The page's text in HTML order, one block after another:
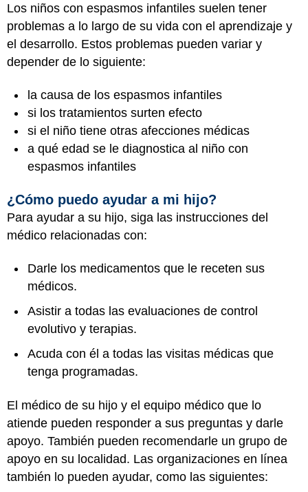
Los niños con espasmos infantiles suelen tener
problemas a lo largo de su vida con el aprendizaje y
el desarrollo. Estos problemas pueden variar y
depender de lo siguiente:
la causa de los espasmos infantiles
si los tratamientos surten efecto
si el niño tiene otras afecciones médicas
a qué edad se le diagnostica al niño con
espasmos infantiles
¿Cómo puedo ayudar a mi hijo?
Para ayudar a su hijo, siga las instrucciones del
médico relacionadas con:
Darle los medicamentos que le receten sus
médicos.
Asistir a todas las evaluaciones de control
evolutivo y terapias.
Acuda con él a todas las visitas médicas que
tenga programadas.
El médico de su hijo y el equipo médico que lo
atiende pueden responder a sus preguntas y darle
apoyo. También pueden recomendarle un grupo de
apoyo en su localidad. Las organizaciones en línea
también lo pueden ayudar, como las siguientes: